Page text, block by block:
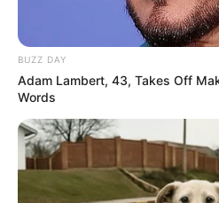
BUZZ DAY
Adam Lambert, 43, Takes Off
Words